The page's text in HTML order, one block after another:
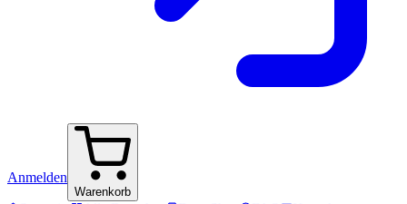
Anmelden
Warenkorb